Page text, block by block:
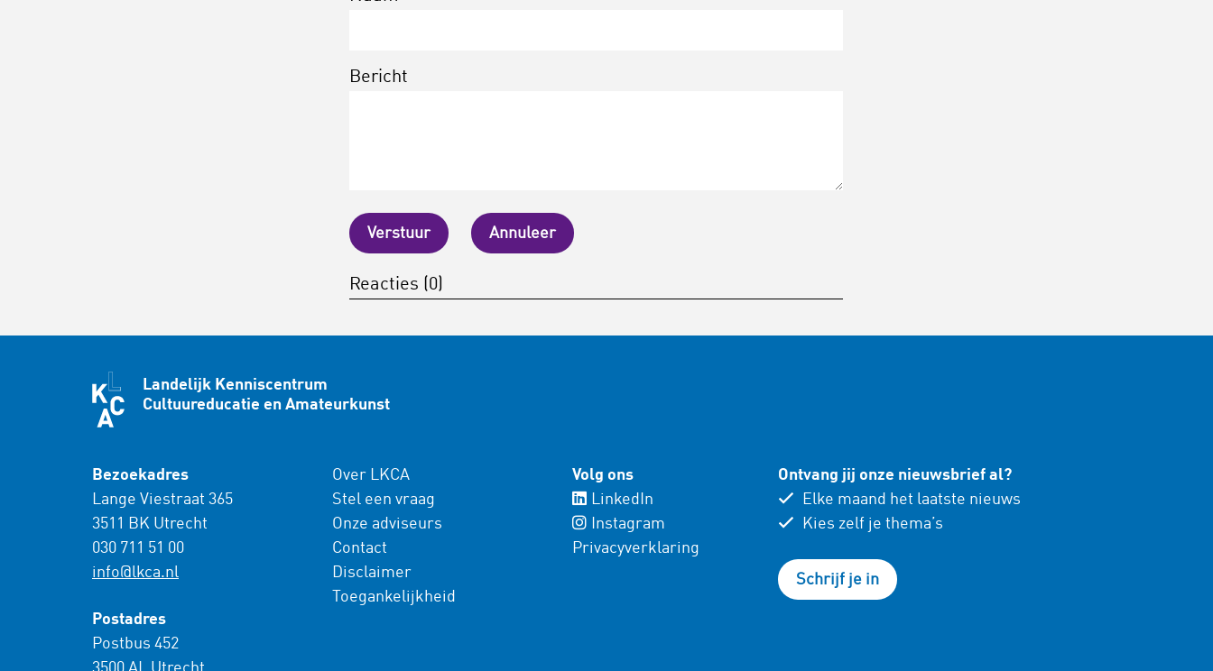
Bericht
Verstuur Annuleer
Reacties (0)
Landelijk Kenniscentrum
Cultuureducatie en Amateurkunst
Bezoekadres
Lange Viestraat 365
3511 BK Utrecht
030 711 51 00
info@lkca.nl
Postadres
Postbus 452
Over LKCA
Stel een vraag
Onze adviseurs
Contact
Disclaimer
Toegankelijkheid
Volg ons
LinkedIn
Instagram
Privacyverklaring
Ontvang jij onze nieuwsbrief al?
Elke maand het laatste nieuws
Kies zelf je thema’s
Schrijf je in